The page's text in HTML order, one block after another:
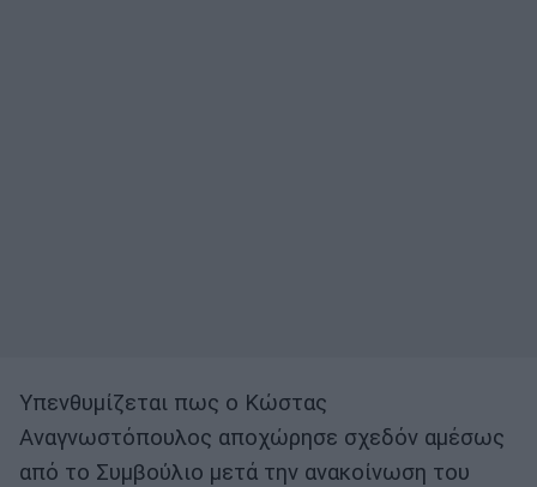
Υπενθυμίζεται πως ο Κώστας
Αναγνωστόπουλος αποχώρησε σχεδόν αμέσως
από το Συμβούλιο μετά την ανακοίνωση του